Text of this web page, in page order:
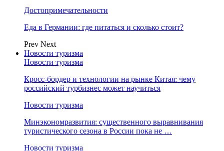
Достопримечательности
Еда в Германии: где питаться и сколько стоит?
Prev Next
Новости туризма
Новости туризма
Кросс-бордер и технологии на рынке Китая: чему
российский турбизнес может научиться
Новости туризма
Минэкономразвития: существенного выравнивания
туристического сезона в России пока не …
Новости туризма